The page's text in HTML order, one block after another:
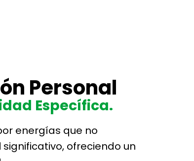
Personal
Específica.
energías que no
ofreciendo un